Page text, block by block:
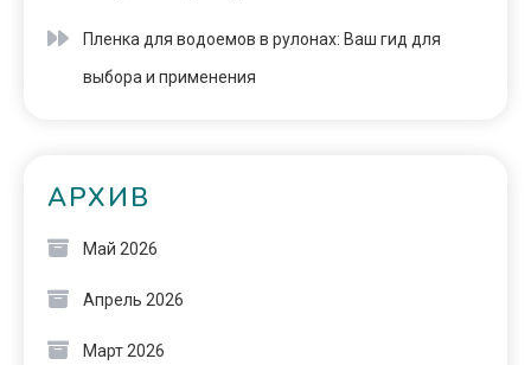
Пленка для водоемов в рулонах: Ваш гид для
выбора и применения
АРХИВ
Май 2026
Апрель 2026
Март 2026